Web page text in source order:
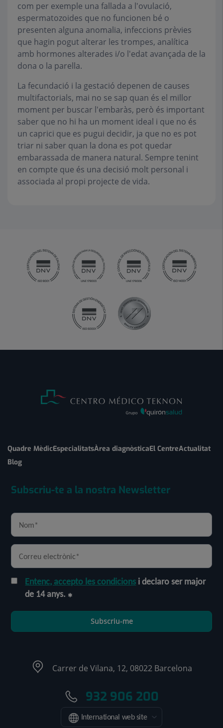
com per exemple una fallada a l'ovulació,
espermatozoides que no funcionen bé o
presenten alguna anomalia, infeccions prèvies
que hagin pogut alterar les trompes, analítica
amb hormones alterades i/o l'edat avançada de la
dona o la parella.
La fecundació i la gestació depenen de causes
multifactorials, mai no se sap quan és el millor
moment per buscar l'embaràs, però és important
saber que no hi ha un moment ideal i que no és
un caprici que es pugui decidir, ja que no es pot
triar ni saber quan la dona es pot quedar
embarassada de manera natural. Sempre tenint
en compte que és una decisió molt personal i
associada al propi projecte de vida.
Quadre MèdicEspecialitatsÀrea diagnòsticaEl CentreActualitat
Blog
Subscriu-te a la nostra Newsletter
Entenc, accepto les condicions i declaro ser major
de 14 anys.
Subscriu-me
Carrer de Vilana, 12, 08022 Barcelona
932 906 200
International web site